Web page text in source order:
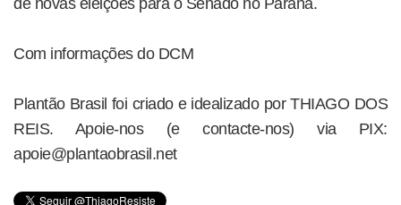
de novas eleições para o Senado no Paraná.
Com informações do DCM
Plantão Brasil foi criado e idealizado por THIAGO DOS
REIS. Apoie-nos (e contacte-nos) via PIX:
apoie@plantaobrasil.net